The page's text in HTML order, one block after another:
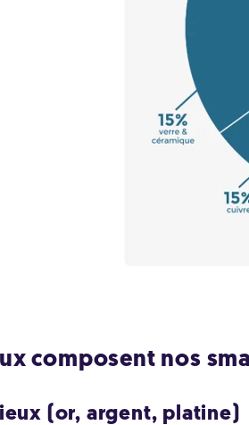
composent nos
(or, argent, platine)